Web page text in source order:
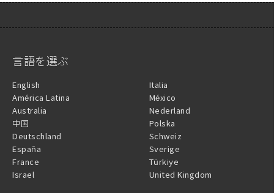
言語を選ぶ
English
América Latina
Australia
中国
Deutschland
España
France
Israel
Italia
México
Nederland
Polska
Schweiz
Sverige
Türkiye
United Kingdom